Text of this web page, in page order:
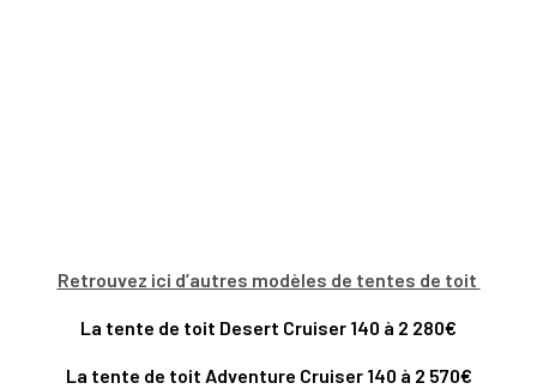
Retrouvez ici d’autres modèles de tentes de toit
La tente de toit Desert Cruiser 140 à 2 280€
La tente de toit Adventure Cruiser 140 à 2 570€